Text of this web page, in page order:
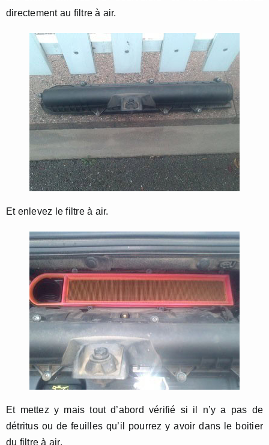
directement au filtre à air.
Et enlevez le filtre à air.
Et mettez y mais tout d’abord vérifié si il n’y a pas de
détritus ou de feuilles qu’il pourrez y avoir dans le boitier
du filtre à air.